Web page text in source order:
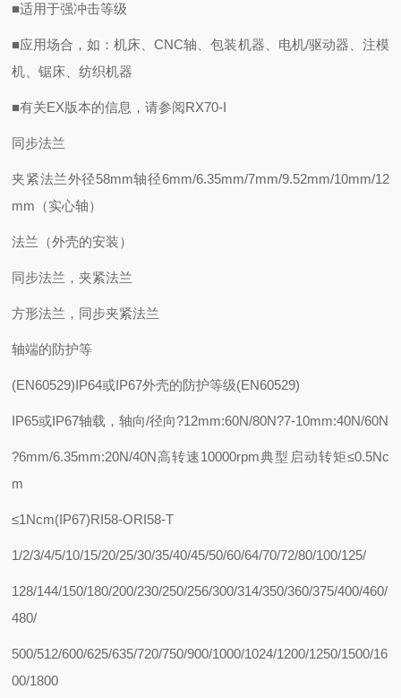
■适用于强冲击等级
■应用场合，如：机床、CNC轴、包装机器、电机/驱动器、注模
机、锯床、纺织机器
■有关EX版本的信息，请参阅RX70-I
同步法兰
夹紧法兰外径58mm轴径6mm/6.35mm/7mm/9.52mm/10mm/12
mm（实心轴）
法兰（外壳的安装）
同步法兰，夹紧法兰
方形法兰，同步夹紧法兰
轴端的防护等
(EN60529)IP64或IP67外壳的防护等级(EN60529)
IP65或IP67轴载，轴向/径向?12mm:60N/80N?7-10mm:40N/60N
?6mm/6.35mm:20N/40N高转速10000rpm典型启动转矩≤0.5Nc
m
≤1Ncm(IP67)RI58-ORI58-T
1/2/3/4/5/10/15/20/25/30/35/40/45/50/60/64/70/72/80/100/125/
128/144/150/180/200/230/250/256/300/314/350/360/375/400/460/
480/
500/512/600/625/635/720/750/900/1000/1024/1200/1250/1500/16
00/1800